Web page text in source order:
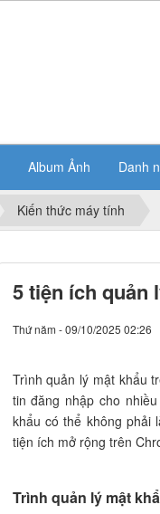
Album Ảnh Danh
Kiến thức máy tính
5 tiện ích quản
Thứ năm - 09/10/2025 02:26
Trình quản lý mật khẩu
tin đăng nhập cho
khẩu có thể không phải
tiện ích mở rộng trên
Trình quản lý mật